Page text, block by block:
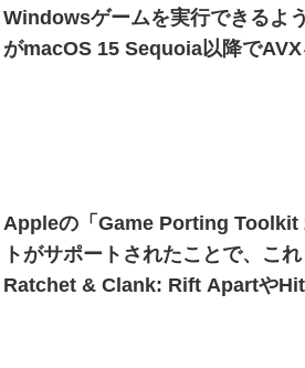
Windowsゲームを実行できるよ
がmacOS 15 Sequoia以降で
Appleの「Game Porting Toolkit
トがサポートされたことで、こ
Ratchet & Clank: Rift Apartや